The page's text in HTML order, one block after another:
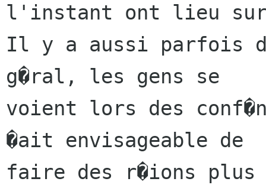
l'instant ont lieu sur
Il y a aussi parfois
g�ral, les gens se
voient lors des
�ait envisageable de
faire des r�ions